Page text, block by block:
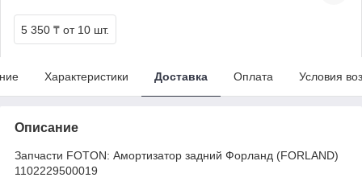
5 350 ₸ от 10 шт.
Характеристики Доставка Оплата Условия
Описание
Запчасти FOTON: Амортизатор задний Форланд (FORLAND)
1102229500019